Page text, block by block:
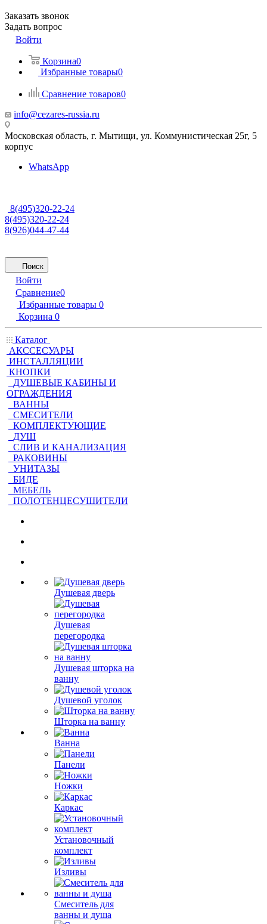
Заказать звонок
Задать вопрос
Войти
Корзина0
Избранные товары0
Сравнение товаров0
info@cezares-russia.ru
Московская область, г. Мытищи, ул. Коммунистическая 25г, 5
корпус
WhatsApp
8(495)320-22-24
8(495)320-22-24
8(926)044-47-44
Поиск
Войти
Сравнение0
Избранные товары 0
Корзина 0
Каталог
АКССЕСУАРЫ
ИНСТАЛЛЯЦИИ
КНОПКИ
ДУШЕВЫЕ КАБИНЫ И
ОГРАЖДЕНИЯ
ВАННЫ
СМЕСИТЕЛИ
КОМПЛЕКТУЮЩИЕ
ДУШ
СЛИВ И КАНАЛИЗАЦИЯ
РАКОВИНЫ
УНИТАЗЫ
БИДЕ
МЕБЕЛЬ
ПОЛОТЕНЦЕСУШИТЕЛИ
Душевая дверь
Душевая
перегородка
Душевая шторка на
ванну
Душевой уголок
Шторка на ванну
Ванна
Панели
Ножки
Каркас
Установочный
комплект
Изливы
Смеситель для
ванны и душа